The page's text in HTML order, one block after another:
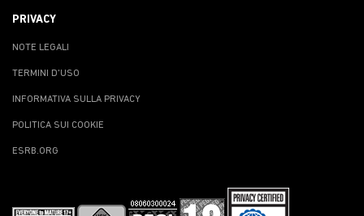
PRIVACY
NOTE LEGALI
TERMINI D'USO
INFORMATIVA SULLA PRIVACY
POLITICA SUI COOKIE
ESRB.ORG